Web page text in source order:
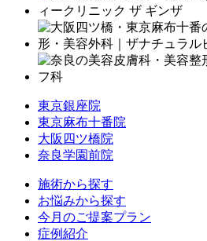
東京銀座院
東京麻布十番院
大阪四ツ橋院
奈良学園前院
施術から探す
お悩みから探す
今月のご提案プラン
症例紹介